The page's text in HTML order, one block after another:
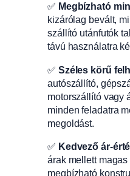
✅ Megbízható
kizárólag bevált,
szállító utánfutók
távú használatra
✅ Széles körű
autószállító,
motorszállító vagy
minden feladatra
megoldást.
✅ Kedvező ár-
árak mellett
megbízható